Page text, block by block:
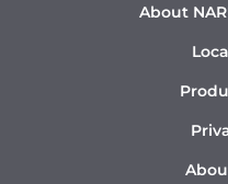
About